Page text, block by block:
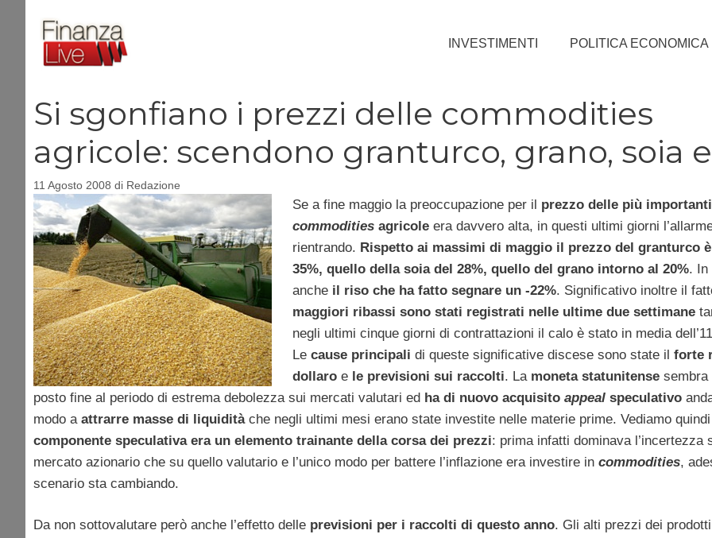
contenuto
INVESTIMENTI POLITICA ECONOMICA
Si sgonfiano i prezzi delle commodities
agricole: scendono granturco, grano, soia
11 Agosto 2008 di Redazione
Se a fine maggio la preoccupazione per il prezzo delle più importanti
commoditiesagricoleera davvero alta, in questi ultimi giorni
rientrando. Rispetto ai massimi di maggio il prezzo del granturco
35%, quello della soia del 28%, quello del grano intorno al 20%. In
anche il riso che ha fatto segnare un -22%. Significativo inoltre il
maggiori ribassi sono stati registrati nelle ultime due settimane
negli ultimi cinque giorni di contrattazioni il calo è stato in media
Le cause principali di queste significative discese sono state il forte
dollaroe le previsioni sui raccolti. La moneta statunitensesembra
posto fine al periodo di estrema debolezza sui mercati valutari ed ha di nuovo acquisito appeal speculativo
modo a attrarre masse di liquiditàche negli ultimi mesi erano state investite nelle materie prime. Vediamo
componente speculativa era un elemento trainante della corsa dei prezzi: prima infatti dominava l’incertezza
mercato azionario che su quello valutario e l’unico modo per battere l’inflazione era investire in commodities,
scenario sta cambiando.
Da non sottovalutare però anche l’effetto delle previsioni per i raccolti di questo anno. Gli alti prezzi dei